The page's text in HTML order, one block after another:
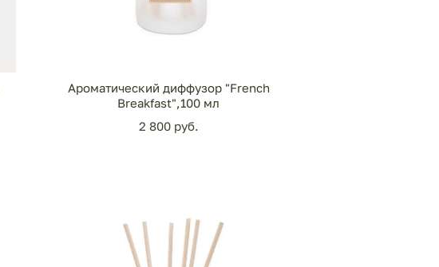
Ароматический диффузор "French
Breakfast",100 мл
2 800 pуб.